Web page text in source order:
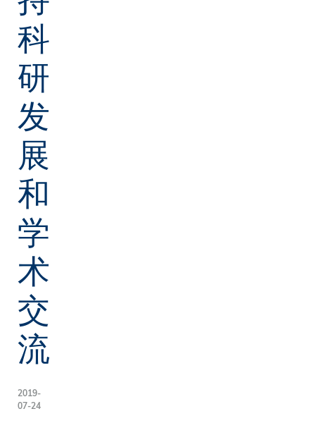
科
研
发
展
和
学
术
交
流
2019-
07-24